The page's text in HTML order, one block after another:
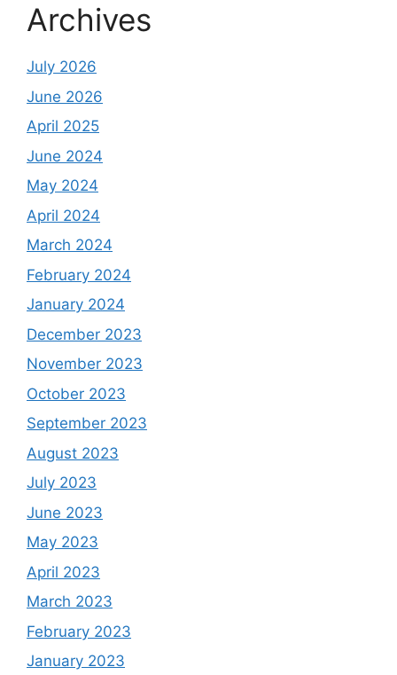
Archives
July 2026
June 2026
April 2025
June 2024
May 2024
April 2024
March 2024
February 2024
January 2024
December 2023
November 2023
October 2023
September 2023
August 2023
July 2023
June 2023
May 2023
April 2023
March 2023
February 2023
January 2023